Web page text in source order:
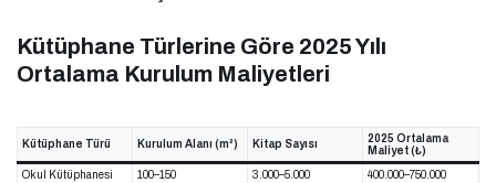
Kütüphane Türlerine Göre 2025 Yılı
Ortalama Kurulum Maliyetleri
Kütüphane Türü Kurulum Alanı (m²) Kitap Sayısı
2025 Ortalama
Maliyet (₺)
Okul Kütüphanesi
100–150 3.000–5.000
400.000–750.000